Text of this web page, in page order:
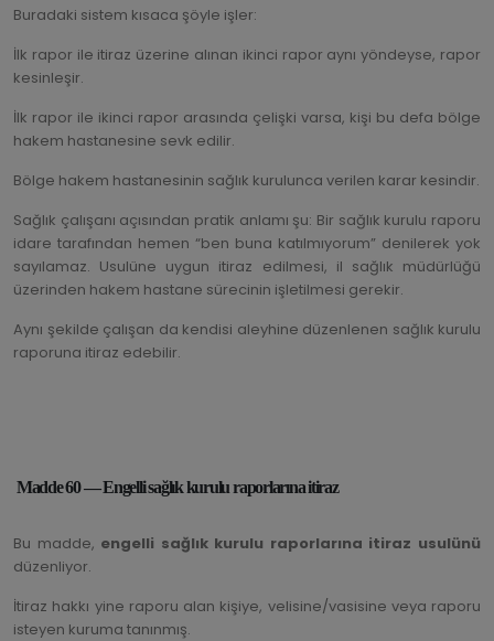
Buradaki sistem kısaca şöyle işler:
İlk rapor ile itiraz üzerine alınan ikinci rapor aynı yöndeyse, rapor
kesinleşir.
İlk rapor ile ikinci rapor arasında çelişki varsa, kişi bu defa bölge
hakem hastanesine sevk edilir.
Bölge hakem hastanesinin sağlık kurulunca verilen karar kesindir.
Sağlık çalışanı açısından pratik anlamı şu: Bir sağlık kurulu raporu
idare tarafından hemen “ben buna katılmıyorum” denilerek yok
sayılamaz. Usulüne uygun itiraz edilmesi, il sağlık müdürlüğü
üzerinden hakem hastane sürecinin işletilmesi gerekir.
Aynı şekilde çalışan da kendisi aleyhine düzenlenen sağlık kurulu
raporuna itiraz edebilir.
Madde 60 — Engelli sağlık kurulu raporlarına itiraz
Bu madde, engelli sağlık kurulu raporlarına itiraz usulünü
düzenliyor.
İtiraz hakkı yine raporu alan kişiye, velisine/vasisine veya raporu
isteyen kuruma tanınmış.